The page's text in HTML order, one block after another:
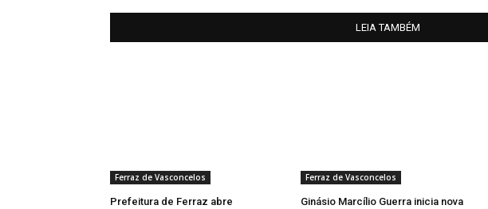
LEIA TAMBÉM
Ferraz de Vasconcelos
Prefeitura de Ferraz abre
Ferraz de Vasconcelos
Ginásio Marcílio Guerra inicia nova